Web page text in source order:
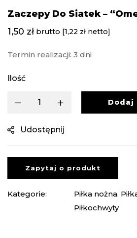
Zaczepy Do Siatek –
1,50 zł brutto [1,22 zł netto]
Termin realizacji: 3 dni
Ilość
Dodaj
Udostępnij
Zapytaj o produkt
Kategorie: Piłka nożna,
Piłkochwyty